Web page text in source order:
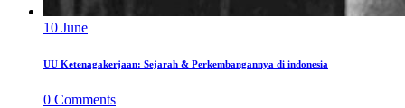
10 June
UU Ketenagakerjaan: Sejarah & Perkembangannya di indonesia
0 Comments